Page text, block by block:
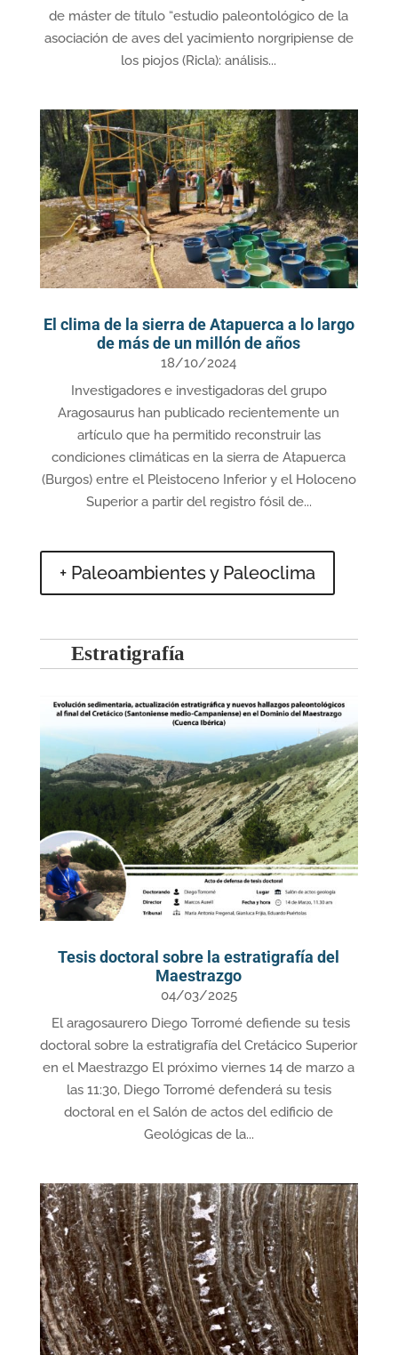
de máster de título “estudio paleontológico de la
asociación de aves del yacimiento norgripiense de
los piojos (Ricla): análisis...
El clima de la sierra de Atapuerca a lo largo
de más de un millón de años
18/10/2024
Investigadores e investigadoras del grupo
Aragosaurus han publicado recientemente un
artículo que ha permitido reconstruir las
condiciones climáticas en la sierra de Atapuerca
(Burgos) entre el Pleistoceno Inferior y el Holoceno
Superior a partir del registro fósil de...
+ Paleoambientes y Paleoclima
Estratigrafía
Tesis doctoral sobre la estratigrafía del
Maestrazgo
04/03/2025
El aragosaurero Diego Torromé defiende su tesis
doctoral sobre la estratigrafía del Cretácico Superior
en el Maestrazgo El próximo viernes 14 de marzo a
las 11:30, Diego Torromé defenderá su tesis
doctoral en el Salón de actos del edificio de
Geológicas de la...